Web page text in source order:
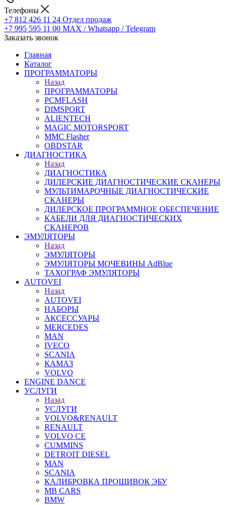
Телефоны
+7 812 426 11 24 Отдел продаж
+7 995 595 11 00 MAX / Whatsapp / Telegram
Заказать звонок
Главная
Каталог
ПРОГРАММАТОРЫ
Назад
ПРОГРАММАТОРЫ
PCMFLASH
DIMSPORT
ALIENTECH
MAGIC MOTORSPORT
MMC Flasher
OBDSTAR
ДИАГНОСТИКА
Назад
ДИАГНОСТИКА
ДИЛЕРСКИЕ ДИАГНОСТИЧЕСКИЕ СКАНЕРЫ
МУЛЬТИМАРОЧНЫЕ ДИАГНОСТИЧЕСКИЕ
СКАНЕРЫ
ДИЛЕРСКОЕ ПРОГРАММНОЕ ОБЕСПЕЧЕНИЕ
КАБЕЛИ ДЛЯ ДИАГНОСТИЧЕСКИХ
СКАНЕРОВ
ЭМУЛЯТОРЫ
Назад
ЭМУЛЯТОРЫ
ЭМУЛЯТОРЫ МОЧЕВИНЫ АdBlue
ТАХОГРАФ ЭМУЛЯТОРЫ
AUTOVEI
Назад
AUTOVEI
НАБОРЫ
АКСЕССУАРЫ
MERCEDES
MAN
IVECO
SCANIA
КАМАЗ
VOLVO
ENGINE DANCE
УСЛУГИ
Назад
УСЛУГИ
VOLVO&RENAULT
RENAULT
VOLVO CE
CUMMINS
DETROIT DIESEL
MAN
SCANIA
КАЛИБРОВКА ПРОШИВОК ЭБУ
MB CARS
BMW